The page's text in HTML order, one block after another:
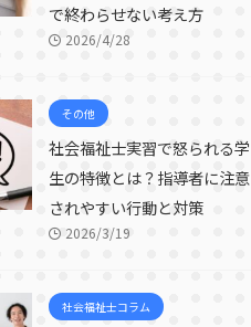
で終わらせない考え方
2026/4/28
その他
社会福祉士実習で怒られる学
生の特徴とは？指導者に注意
されやすい行動と対策
2026/3/19
社会福祉士コラム